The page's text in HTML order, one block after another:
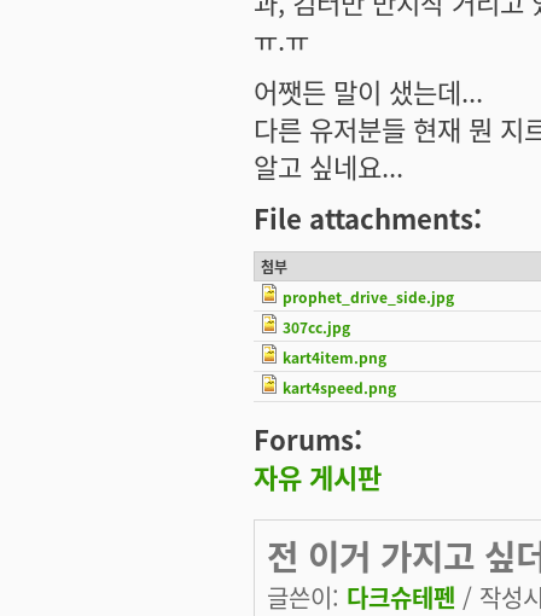
ㅠ.ㅠ
어쨋든 말이 샜는데...
다른 유저분들 현재 뭔 지
알고 싶네요...
File attachments:
첨부
prophet_drive_side.jpg
307cc.jpg
kart4item.png
kart4speed.png
Forums:
자유 게시판
전 이거 가지고 싶
글쓴이: 다크슈테펜 / 작성